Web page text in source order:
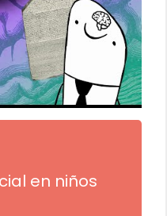
en niños